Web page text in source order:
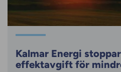
Kalmar Energi
effektavgift för